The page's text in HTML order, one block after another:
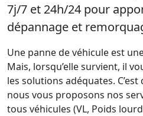
7j/7 et 24h/24 pour
dépannage et
Une panne de véhicule est
Mais, lorsqu’elle survient, il
les solutions adéquates.
nous vous proposons nos
tous véhicules (VL, Poids